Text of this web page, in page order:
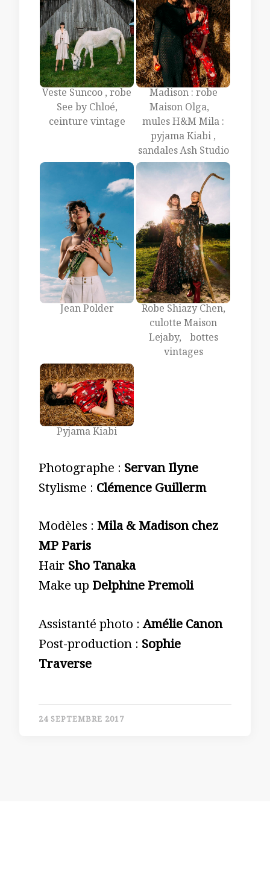
Veste Suncoo , robe
See by Chloé,
ceinture vintage
Madison : robe
Maison Olga,
mules H&M Mila :
pyjama Kiabi ,
sandales Ash Studio
Jean Polder
Robe Shiazy Chen,
culotte Maison
Lejaby, bottes
vintages
Pyjama Kiabi
Photographe : Servan Ilyne
Stylisme : Clémence Guillerm
Modèles : Mila & Madison chez
MP Paris
Hair Sho Tanaka
Make up Delphine Premoli
Assistanté photo :Amélie Canon
Post-production : Sophie
Traverse
24 SEPTEMBRE 2017